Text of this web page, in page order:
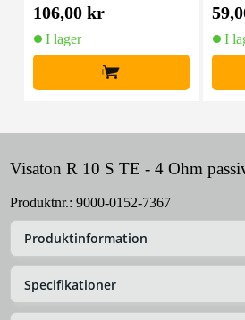
106,00 kr
I lager
+
I
Visaton R 10 S TE - 4 Ohm
Produktnr.: 9000-0152-7367
Produktinformation
Specifikationer